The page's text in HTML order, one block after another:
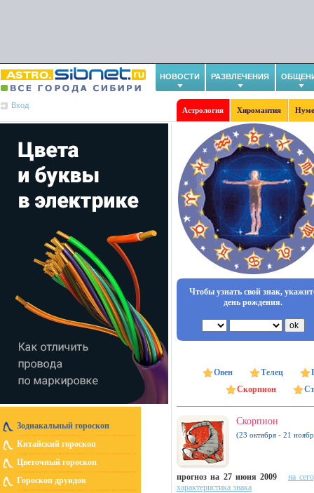
НОВОСТИ РАЗВЛЕЧЕНИЯ
Вход
Астрология Хиромантия
Зодиакальный гороскоп
Китайский гороскоп
Цветочный гороскоп
Гороскоп друидов
Чтобы узнать свой знак,
день рождения.
Овен Телец
Скорпион
Скорпион
(23 октября - 21
прогноз на 27 июня 2009
на
характеристика знака